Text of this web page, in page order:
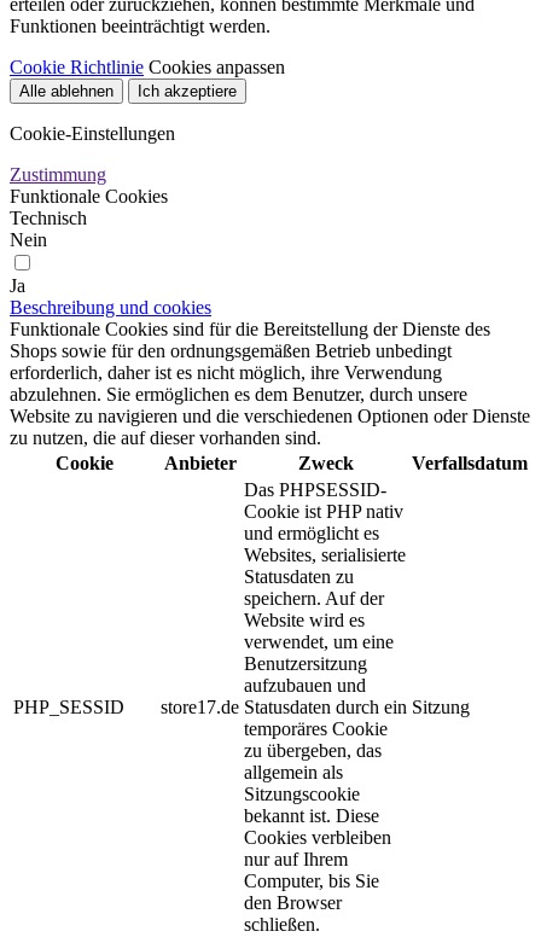
erteilen oder zurückziehen, können bestimmte Merkmale und
Funktionen beeinträchtigt werden.
Cookie Richtlinie Cookies anpassen
Alle ablehnen Ich akzeptiere
Cookie-Einstellungen
Zustimmung
Funktionale Cookies
Technisch
Nein
Ja
Beschreibung und cookies
Funktionale Cookies sind für die Bereitstellung der Dienste des
Shops sowie für den ordnungsgemäßen Betrieb unbedingt
erforderlich, daher ist es nicht möglich, ihre Verwendung
abzulehnen. Sie ermöglichen es dem Benutzer, durch unsere
Website zu navigieren und die verschiedenen Optionen oder Dienste
zu nutzen, die auf dieser vorhanden sind.
Cookie
Anbieter Zweck Verfallsdatum
PHP_SESSID store17.de
Das PHPSESSID-
Cookie ist PHP nativ
und ermöglicht es
Websites, serialisierte
Statusdaten zu
speichern. Auf der
Website wird es
verwendet, um eine
Benutzersitzung
aufzubauen und
Statusdaten durch ein
temporäres Cookie
zu übergeben, das
allgemein als
Sitzungscookie
bekannt ist. Diese
Cookies verbleiben
nur auf Ihrem
Computer, bis Sie
den Browser
schließen.
Sitzung